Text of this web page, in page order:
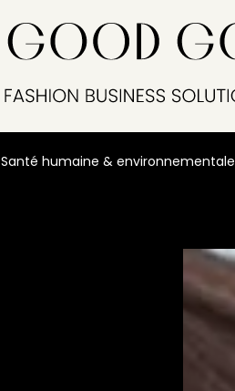
Santé humaine & environnementale